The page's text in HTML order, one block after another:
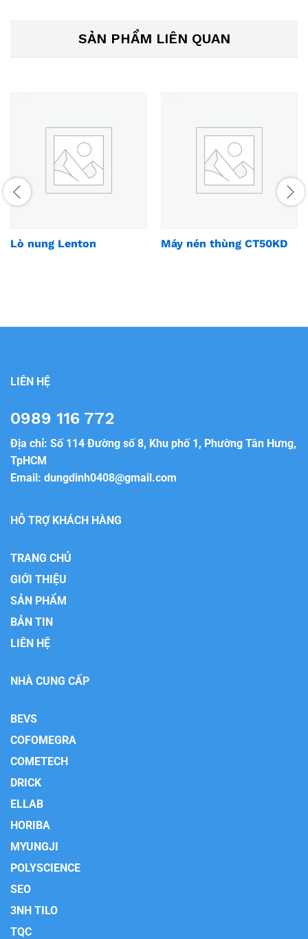
SẢN PHẨM LIÊN QUAN
Lò nung Lenton Máy nén thùng CT50KD
LIÊN HỆ
0989 116 772
Địa chỉ: Số 114 Đường số 8, Khu phố 1, Phường Tân Hưng,
TpHCM
Email: dungdinh0408@gmail.com
HỖ TRỢ KHÁCH HÀNG
TRANG CHỦ
GIỚI THIỆU
SẢN PHẨM
BẢN TIN
LIÊN HỆ
NHÀ CUNG CẤP
BEVS
COFOMEGRA
COMETECH
DRICK
ELLAB
HORIBA
MYUNGJI
POLYSCIENCE
SEO
3NH TILO
TQC